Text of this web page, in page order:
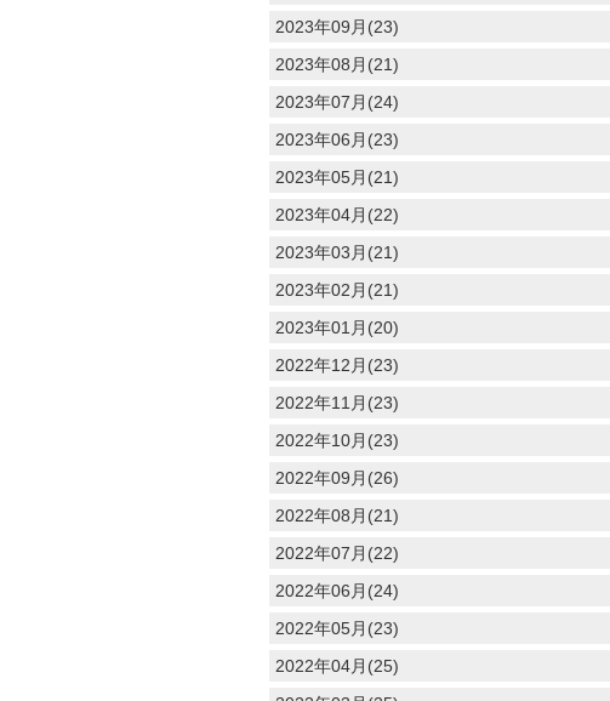
2023年09月(23)
2023年08月(21)
2023年07月(24)
2023年06月(23)
2023年05月(21)
2023年04月(22)
2023年03月(21)
2023年02月(21)
2023年01月(20)
2022年12月(23)
2022年11月(23)
2022年10月(23)
2022年09月(26)
2022年08月(21)
2022年07月(22)
2022年06月(24)
2022年05月(23)
2022年04月(25)